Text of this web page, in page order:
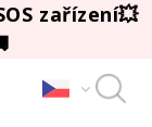
zařízení💥